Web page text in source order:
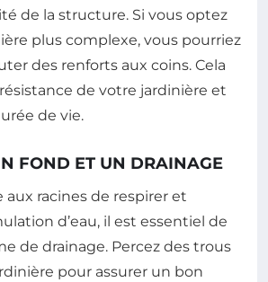
de la structure. Si vous optez
plus complexe, vous pourriez
des renforts aux coins. Cela
de votre jardinière et
de vie.
FOND ET UN DRAINAGE
racines de respirer et
d’eau, il est essentiel de
de drainage. Percez des trous
pour assurer un bon